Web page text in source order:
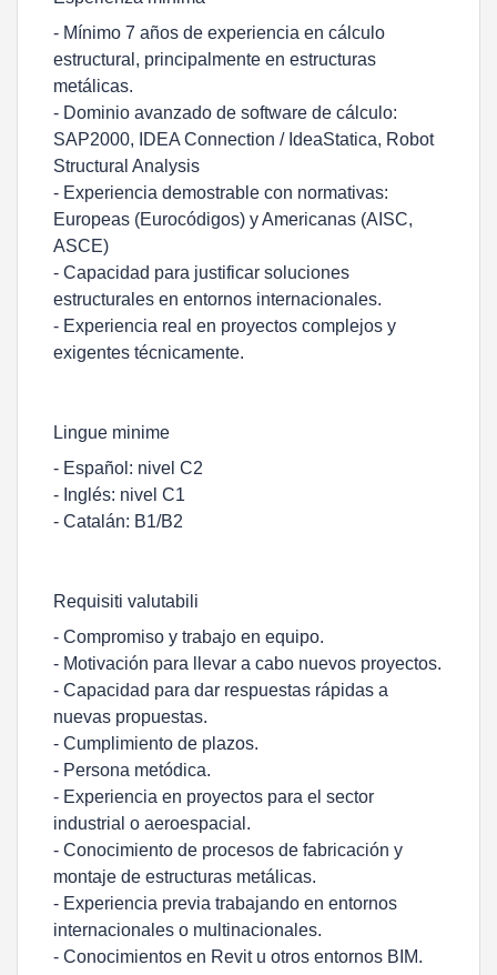
- Mínimo 7 años de experiencia en cálculo
estructural, principalmente en estructuras
metálicas.
- Dominio avanzado de software de cálculo:
SAP2000, IDEA Connection / IdeaStatica, Robot
Structural Analysis
- Experiencia demostrable con normativas:
Europeas (Eurocódigos) y Americanas (AISC,
ASCE)
- Capacidad para justificar soluciones
estructurales en entornos internacionales.
- Experiencia real en proyectos complejos y
exigentes técnicamente.
Lingue minime
- Español: nivel C2
- Inglés: nivel C1
- Catalán: B1/B2
Requisiti valutabili
- Compromiso y trabajo en equipo.
- Motivación para llevar a cabo nuevos proyectos.
- Capacidad para dar respuestas rápidas a
nuevas propuestas.
- Cumplimiento de plazos.
- Persona metódica.
- Experiencia en proyectos para el sector
industrial o aeroespacial.
- Conocimiento de procesos de fabricación y
montaje de estructuras metálicas.
- Experiencia previa trabajando en entornos
internacionales o multinacionales.
- Conocimientos en Revit u otros entornos BIM.